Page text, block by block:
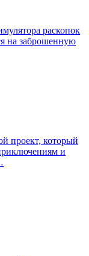
раскопок
на заброшенную
проект, который
и